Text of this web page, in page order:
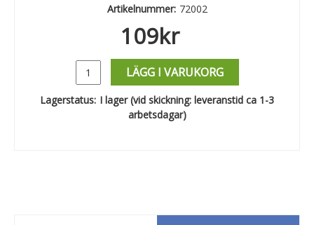
Artikelnummer: 72002
109kr
LÄGG I VARUKORG
Lagerstatus: I lager (vid skickning: leveranstid ca 1-3
arbetsdagar)